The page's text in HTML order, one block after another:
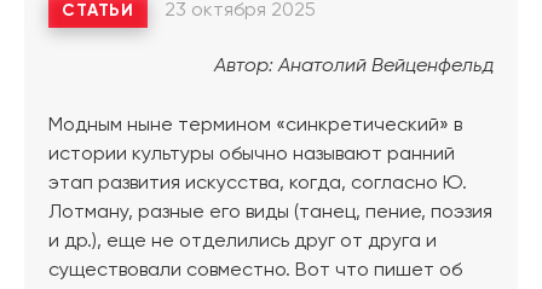
СТАТЬИ 23 октября 2025
Автор: Анатолий Вейценфельд
Модным ныне термином «синкретический» в
истории культуры обычно называют ранний
этап развития искусства, когда, согласно Ю.
Лотману, разные его виды (танец, пение, поэзия
и др.), еще не отделились друг от друга и
существовали совместно. Вот что пишет об